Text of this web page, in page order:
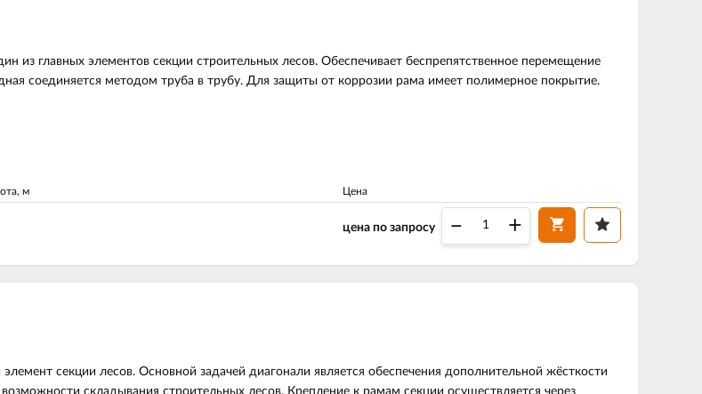
из главных элементов секции строительных лесов. Обеспечивает беспрепятственное перемещение
соединяется методом труба в трубу. Для защиты от коррозии рама имеет полимерное покрытие.
м Цена
цена по запросу – +
секции лесов. Основной задачей диагонали является обеспечения дополнительной жёсткости
складывания строительных лесов. Крепление к рамам секции осуществляется через